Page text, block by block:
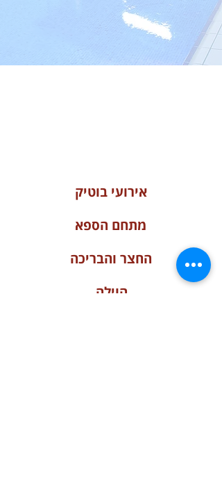
אירועי בוטיק
מתחם הספא
החצר והבריכה
הוילה